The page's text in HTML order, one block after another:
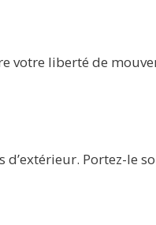
votre liberté de
Portez-le